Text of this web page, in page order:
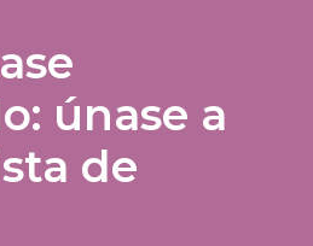
únase a
de